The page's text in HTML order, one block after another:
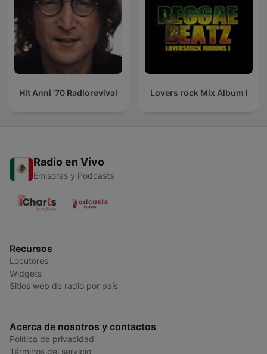
Hit Anni '70 Radiorevival Lovers rock Mix Album I
Radio en Vivo
Emisoras y Podcasts
Recursos
Locutores
Widgets
Sitios web de radio por país
Acerca de nosotros y contactos
Política de privacidad
Términos del servicio